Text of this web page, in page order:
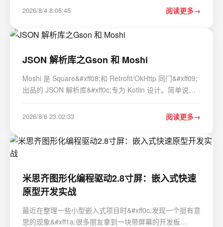
&#xff0c;不是大模型参数翻倍&#xff0c;而是一个看似冷门、
2026/8/4 8:05:45 阅读更多
JSON 解析库之Gson 和 Moshi
Moshi 是 Square&#xff08;和 Retrofit/OkHttp 同门&#xff09;
出品的 JSON 解析库&#xff0c;专为 Kotlin 设计。简单说就
和 Moshi&#xff0c;看看区别在哪&#xff1a;两者都是把 JSON
2026/8/6 23:02:33 阅读更多
米思齐图形化编程驱动2.8寸屏：嵌入式快速
原型开发实战
最近在整理一些小型嵌入式项目时&#xff0c;发现一个挺有意
思的现象&#xff1a;很多朋友拿到一块带屏幕的开发板